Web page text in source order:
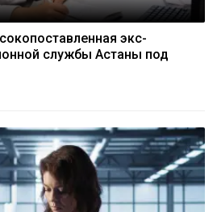
экс-
службы Астаны под